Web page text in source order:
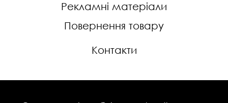
Рекламні матеріали
Повернення товару
Контакти